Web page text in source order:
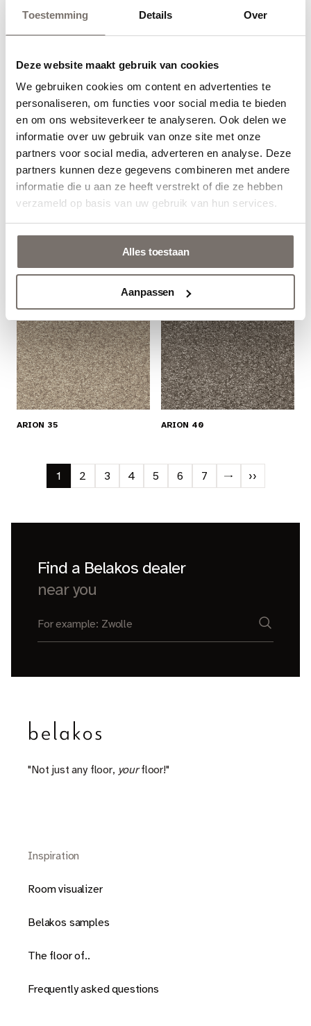
Toestemming Details Over
Deze website maakt gebruik van cookies
We gebruiken cookies om content en advertenties te
personaliseren, om functies voor social media te bieden
en om ons websiteverkeer te analyseren. Ook delen we
informatie over uw gebruik van onze site met onze
partners voor social media, adverteren en analyse. Deze
partners kunnen deze gegevens combineren met andere
informatie die u aan ze heeft verstrekt of die ze hebben
verzameld op basis van uw gebruik van hun services.
Alles toestaan
Aanpassen
Choose your language
Engels
Nederlands
ANDAZ 98 ARION 04
ARION 35 ARION 40
1 2 3 4 5 6 7 ››
Find a Belakos dealer
near you
"Not just any floor, yourfloor!"
Inspiration
Room visualizer
Belakos samples
The floor of..
Frequently asked questions